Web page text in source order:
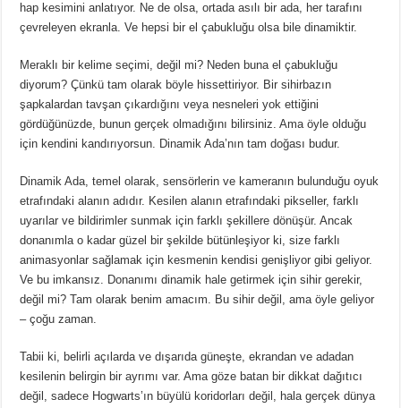
hap kesimini anlatıyor. Ne de olsa, ortada asılı bir ada, her tarafını
çevreleyen ekranla.Ve hepsi bir el çabukluğu olsa bile dinamiktir.
Meraklı bir kelime seçimi, değil mi? Neden buna el çabukluğu
diyorum?Çünkü tam olarak böyle hissettiriyor. Bir sihirbazın
şapkalardan tavşan çıkardığını veya nesneleri yok ettiğini
gördüğünüzde, bunun gerçek olmadığını bilirsiniz.Ama öyle olduğu
için kendini kandırıyorsun. Dinamik Ada’nın tam doğası budur.
Dinamik Ada, temel olarak, sensörlerin ve kameranın bulunduğu oyuk
etrafındaki alanın adıdır. Kesilen alanın etrafındaki pikseller, farklı
uyarılar ve bildirimler sunmak için farklı şekillere dönüşür.Ancak
donanımla o kadar güzel bir şekilde bütünleşiyor ki, size farklı
animasyonlar sağlamak için kesmenin kendisi genişliyor gibi geliyor.
Ve bu imkansız. Donanımı dinamik hale getirmek için sihir gerekir,
değil mi?Tam olarak benim amacım. Bu sihir değil, ama öyle geliyor
– çoğu zaman.
Tabii ki, belirli açılarda ve dışarıda güneşte, ekrandan ve adadan
kesilenin belirgin bir ayrımı var.Ama göze batan bir dikkat dağıtıcı
değil, sadece Hogwarts’ın büyülü koridorları değil, hala gerçek dünya